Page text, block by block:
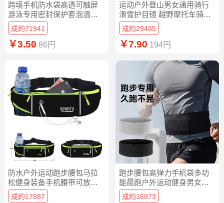
跨境手机防水袋高透可触屏
游泳专用密封保护套泡温泉
漂流潜水拍照
成約71941
￥3.50 86円
运动户外登山男女通用骑行
滑雪护目镜 越野摩托车骑行
防风眼镜
成約29485
￥7.90 194円
防水户外运动跑步腰包马拉
松健身装备手机腰带可放置
水壶手机腰包
成約17887
跑步腰包高弹力手机袋多功
能晨跑户外运动健身男女工
地马拉松腰带
成約16873